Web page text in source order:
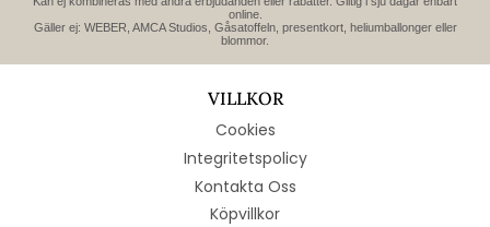
online.
Gäller ej: WEBER, AMCA Studios, Gåsatoffeln, presentkort, heliumballonger eller
blommor.
VILLKOR
Cookies
Integritetspolicy
Kontakta Oss
Köpvillkor